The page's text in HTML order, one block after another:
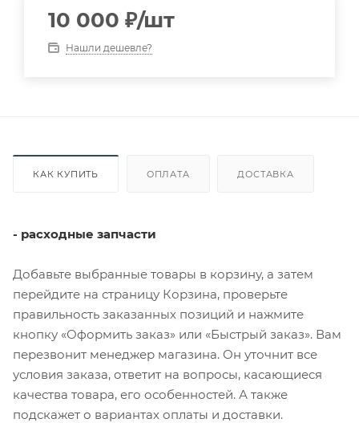
10 000 ₽/шт
Нашли дешевле?
КАК КУПИТЬ ОПЛАТА ДОСТАВКА
- расходные запчасти
Добавьте выбранные товары в корзину, а затем
перейдите на страницу Корзина, проверьте
правильность заказанных позиций и нажмите
кнопку «Оформить заказ» или «Быстрый заказ». Вам
перезвонит менеджер магазина. Он уточнит все
условия заказа, ответит на вопросы, касающиеся
качества товара, его особенностей. А также
подскажет о вариантах оплаты и доставки.